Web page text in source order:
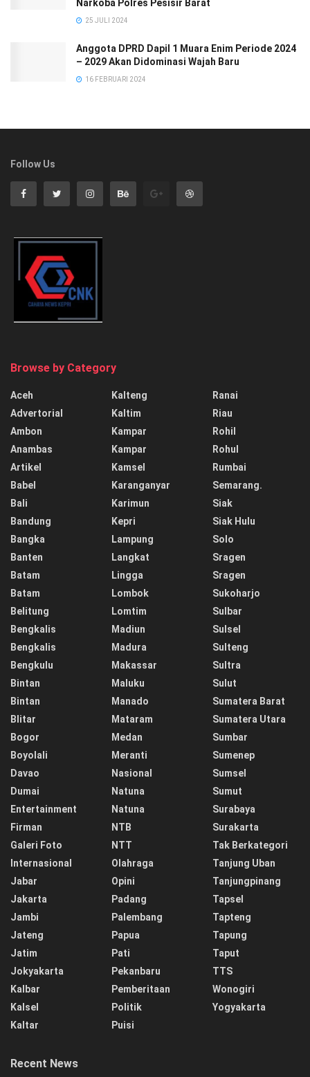
Narkoba Polres Pesisir Barat
25 JULI 2024
Anggota DPRD Dapil 1 Muara Enim Periode 2024
– 2029 Akan Didominasi Wajah Baru
16 FEBRUARI 2024
Follow Us
Browse by Category
Aceh
Advertorial
Ambon
Anambas
Artikel
Babel
Bali
Bandung
Bangka
Banten
Batam
Batam
Belitung
Bengkalis
Bengkalis
Bengkulu
Bintan
Bintan
Blitar
Bogor
Boyolali
Davao
Dumai
Entertainment
Firman
Galeri Foto
Internasional
Jabar
Jakarta
Jambi
Jateng
Jatim
Jokyakarta
Kalbar
Kalsel
Kaltar
Kalteng
Kaltim
Kampar
Kampar
Kamsel
Karanganyar
Karimun
Kepri
Lampung
Langkat
Lingga
Lombok
Lomtim
Madiun
Madura
Makassar
Maluku
Manado
Mataram
Medan
Meranti
Nasional
Natuna
Natuna
NTB
NTT
Olahraga
Opini
Padang
Palembang
Papua
Pati
Pekanbaru
Pemberitaan
Politik
Puisi
Ranai
Riau
Rohil
Rohul
Rumbai
Semarang.
Siak
Siak Hulu
Solo
Sragen
Sragen
Sukoharjo
Sulbar
Sulsel
Sulteng
Sultra
Sulut
Sumatera Barat
Sumatera Utara
Sumbar
Sumenep
Sumsel
Sumut
Surabaya
Surakarta
Tak Berkategori
Tanjung Uban
Tanjungpinang
Tapsel
Tapteng
Tapung
Taput
TTS
Wonogiri
Yogyakarta
Recent News